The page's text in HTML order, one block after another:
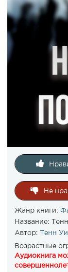
Не
Жанр книги:
Название:
Автор:
Тенн
Возрастные
Аудиокнига